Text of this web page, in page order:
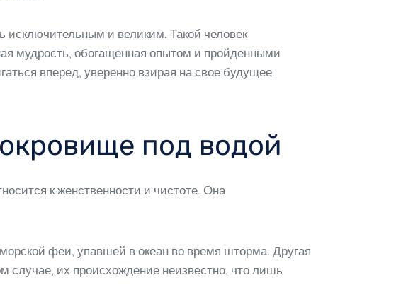
исключительным и великим. Такой человек
мудрость, обогащенная опытом и пройденными
вперед, уверенно взирая на свое будущее.
под водой
к женственности и чистоте. Она
феи, упавшей в океан во время шторма. Другая
случае, их происхождение неизвестно, что лишь